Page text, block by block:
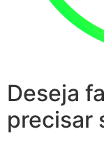
Deseja
precisar